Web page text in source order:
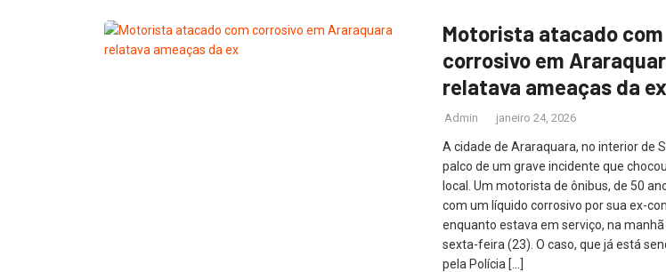
Motorista atacado com
corrosivo em
relatava ameaças da ex
Admin janeiro 24, 2026
A cidade de Araraquara, no interior de
palco de um grave incidente que
local. Um motorista de ônibus, de 50
com um líquido corrosivo por sua ex-
enquanto estava em serviço, na
sexta-feira (23). O caso, que já está
pela Polícia […]